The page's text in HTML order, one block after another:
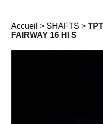
Accueil > SHAFTS >
FAIRWAY 16 HI S